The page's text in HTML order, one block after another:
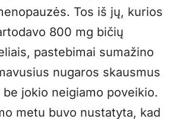
Tos iš jų, kurios
800 mg bičių
pastebimai sumažino
nugaros skausmus
jokio neigiamo poveikio.
metu buvo nustatyta, kad